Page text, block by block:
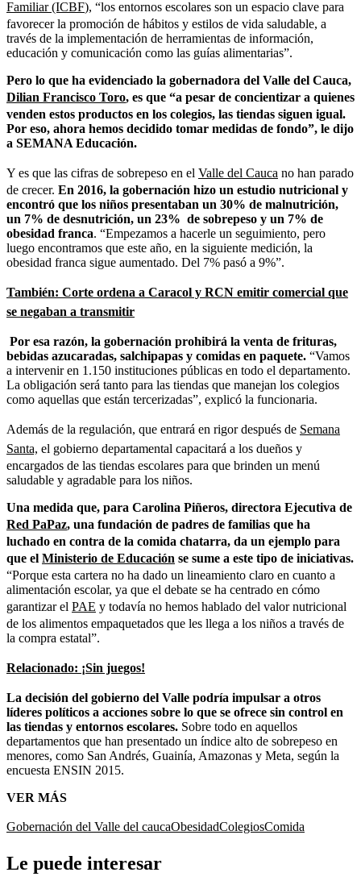
Familiar (ICBF), “los entornos escolares son un espacio clave para
favorecer la promoción de hábitos y estilos de vida saludable, a
través de la implementación de herramientas de información,
educación y comunicación como las guías alimentarias”.
Pero lo que ha evidenciado la gobernadora del Valle del Cauca,
Dilian Francisco Toro, es que “a pesar de concientizar a quienes
venden estos productos en los colegios, las tiendas siguen igual.
Por eso, ahora hemos decidido tomar medidas de fondo”, le dijo
a SEMANA Educación.
Y es que las cifras de sobrepeso en el Valle del Cauca no han parado
de crecer. En 2016, la gobernación hizo un estudio nutricional y
encontró que los niños presentaban un 30% de malnutrición,
un 7% de desnutrición, un 23% de sobrepeso y un 7% de
obesidad franca. “Empezamos a hacerle un seguimiento, pero
luego encontramos que este año, en la siguiente medición, la
obesidad franca sigue aumentado. Del 7% pasó a 9%”.
También: Corte ordena a Caracol y RCN emitir comercial que
se negaban a transmitir
Por esa razón, la gobernación prohibirá la venta de frituras,
bebidas azucaradas, salchipapas y comidas en paquete. “Vamos
a intervenir en 1.150 instituciones públicas en todo el departamento.
La obligación será tanto para las tiendas que manejan los colegios
como aquellas que están tercerizadas”, explicó la funcionaria.
Además de la regulación, que entrará en rigor después de Semana
Santa, el gobierno departamental capacitará a los dueños y
encargados de las tiendas escolares para que brinden un menú
saludable y agradable para los niños.
Una medida que, para Carolina Piñeros, directora Ejecutiva de
Red PaPaz, una fundación de padres de familias que ha
luchado en contra de la comida chatarra, da un ejemplo para
que el Ministerio de Educación se sume a este tipo de iniciativas.
“Porque esta cartera no ha dado un lineamiento claro en cuanto a
alimentación escolar, ya que el debate se ha centrado en cómo
garantizar el PAE y todavía no hemos hablado del valor nutricional
de los alimentos empaquetados que les llega a los niños a través de
la compra estatal”.
Relacionado: ¡Sin juegos!
La decisión del gobierno del Valle podría impulsar a otros
líderes políticos a acciones sobre lo que se ofrece sin control en
las tiendas y entornos escolares. Sobre todo en aquellos
departamentos que han presentado un índice alto de sobrepeso en
menores, como San Andrés, Guainía, Amazonas y Meta, según la
encuesta ENSIN 2015.
VER MÁS
Gobernación del Valle del caucaObesidadColegiosComida
Le puede interesar